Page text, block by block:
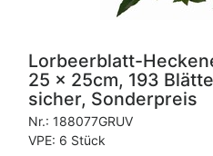
Lorbeerblatt-
25 x 25cm, 193
sicher, Sonderpreis
Nr.: 188077GRUV
VPE: 6 Stück